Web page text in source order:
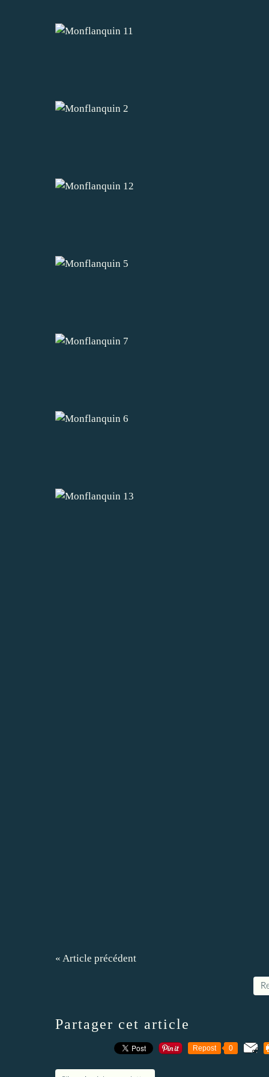
« Article précédent
Partager cet article
Repost 0